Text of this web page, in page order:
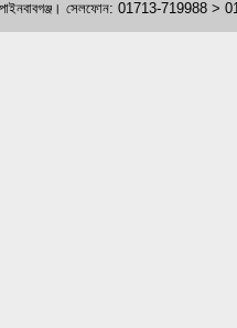
চাঁপাইনবাবগঞ্জ। সেলফোন: 01713-